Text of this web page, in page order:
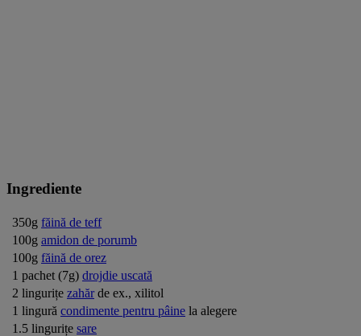
Ingrediente
350g făină de teff
100g amidon de porumb
100g făină de orez
1 pachet (7g) drojdie uscată
2 lingurițe zahăr de ex., xilitol
1 lingură condimente pentru pâine la alegere
1.5 lingurițe sare